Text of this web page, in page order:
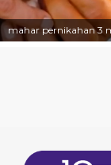
mahar pernikahan 3